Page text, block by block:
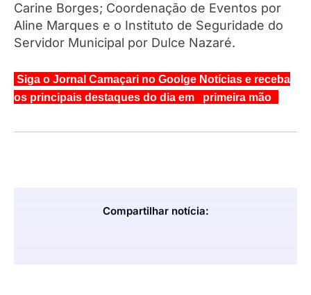
Carine Borges; Coordenação de Eventos por
Aline Marques e o Instituto de Seguridade do
Servidor Municipal por Dulce Nazaré.
Siga o Jornal Camaçari no Goolge Notícias e receba
os principais destaques do dia em primeira mão
Compartilhar notícia: